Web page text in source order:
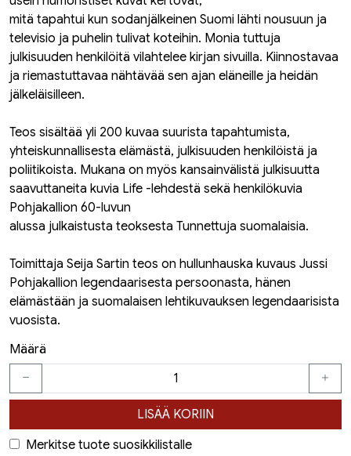
mitä tapahtui kun sodanjälkeinen Suomi lähti nousuun ja
televisio ja puhelin tulivat koteihin. Monia tuttuja
julkisuuden henkilöitä vilahtelee kirjan sivuilla. Kiinnostavaa
ja riemastuttavaa nähtävää sen ajan eläneille ja heidän
jälkeläisilleen.
Teos sisältää yli 200 kuvaa suurista tapahtumista,
yhteiskunnallisesta elämästä, julkisuuden henkilöistä ja
poliitikoista. Mukana on myös kansainvälistä julkisuutta
saavuttaneita kuvia Life -lehdestä sekä henkilökuvia
Pohjakallion 60-luvun
alussa julkaistusta teoksesta Tunnettuja suomalaisia.
Toimittaja Seija Sartin teos on hullunhauska kuvaus Jussi
Pohjakallion legendaarisesta persoonasta, hänen
elämästään ja suomalaisen lehtikuvauksen legendaarisista
vuosista.
Määrä
LISÄÄ KORIIN
Merkitse tuote suosikkilistalle